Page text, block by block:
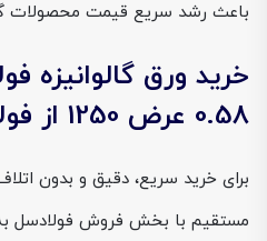
باعث رشد سریع قیمت محصولات
خرید ورق گالوانیزه
0.58 عرض 1250 از فولادسل
برای خرید سریع، دقیق و بدون